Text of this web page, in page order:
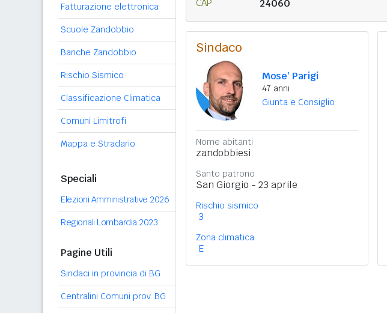
Fatturazione elettronica
Scuole Zandobbio
Banche Zandobbio
Rischio Sismico
Classificazione Climatica
Comuni Limitrofi
Mappa e Stradario
Speciali
Elezioni Amministrative 2026
Regionali Lombardia 2023
Pagine Utili
Sindaci in provincia di BG
Centralini Comuni prov. BG
CAP 24060
Sindaco
Mose' Parigi
47 anni
Giunta e Consiglio
Nome abitanti
zandobbiesi
Santo patrono
San Giorgio - 23 aprile
Rischio sismico
3
Zona climatica
E